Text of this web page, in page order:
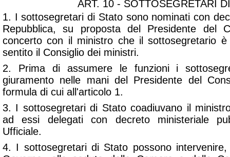
ART. 10 - SOTTOSEGRETARI
1. I sottosegretari di Stato sono nominati con
Repubblica, su proposta del Presidente del
concerto con il ministro che il sottosegretario
sentito il Consiglio dei ministri.
2. Prima di assumere le funzioni i
giuramento nelle mani del Presidente del
formula di cui all'articolo 1.
3. I sottosegretari di Stato coadiuvano il
ad essi delegati con decreto ministeriale
Ufficiale.
4. I sottosegretari di Stato possono